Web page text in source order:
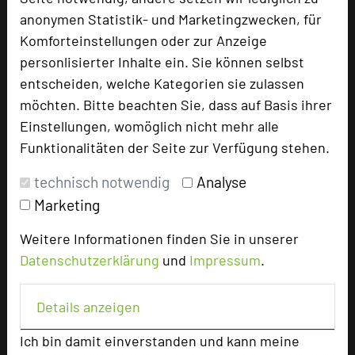
anonymen Statistik- und Marketingzwecken, für
Komforteinstellungen oder zur Anzeige
personlisierter Inhalte ein. Sie können selbst
entscheiden, welche Kategorien sie zulassen
möchten. Bitte beachten Sie, dass auf Basis ihrer
Einstellungen, womöglich nicht mehr alle
Funktionalitäten der Seite zur Verfügung stehen.
technisch notwendig
Analyse
Marketing
Weitere Informationen finden Sie in unserer
Datenschutzerklärung und Impressum.
Details anzeigen
Ich bin damit einverstanden und kann meine
Tagungsleiter
Hotel bewerten
Hoteldaten
U-Form
Parlamentarisch
Reihenbestuhlung
110
Tagungsräume
Ausstellungsfläche 250 qm